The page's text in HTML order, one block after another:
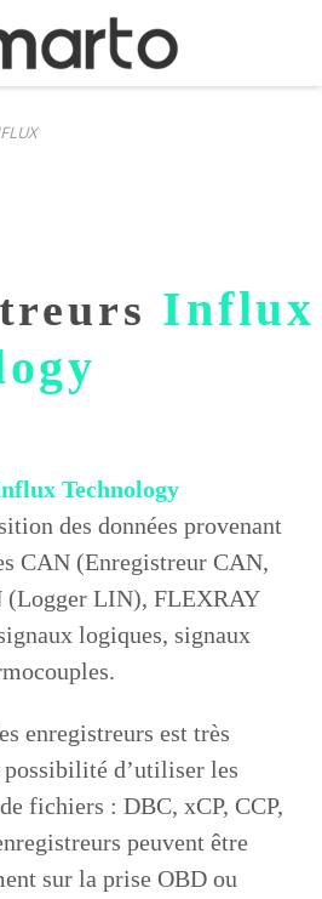
Influx
Technology
des données provenant
CAN (Enregistreur CAN,
LIN), FLEXRAY
logiques, signaux
enregistreurs est très
d’utiliser les
fichiers : DBC, xCP, CCP,
peuvent être
sur la prise OBD ou